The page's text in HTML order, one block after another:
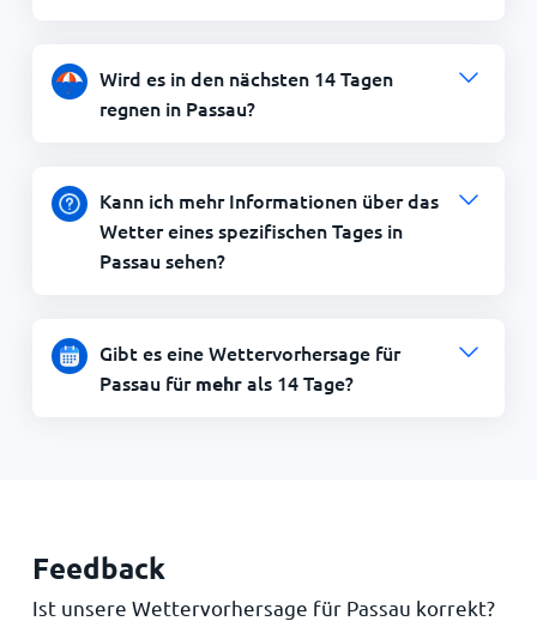
Wird es in den nächsten 14 Tagen
regnen in Passau?
Kann ich mehr Informationen über das
Wetter eines spezifischen Tages in
Passau sehen?
Gibt es eine Wettervorhersage für
Passau fürmehrals 14 Tage?
Feedback
Ist unsere Wettervorhersage für Passau korrekt?